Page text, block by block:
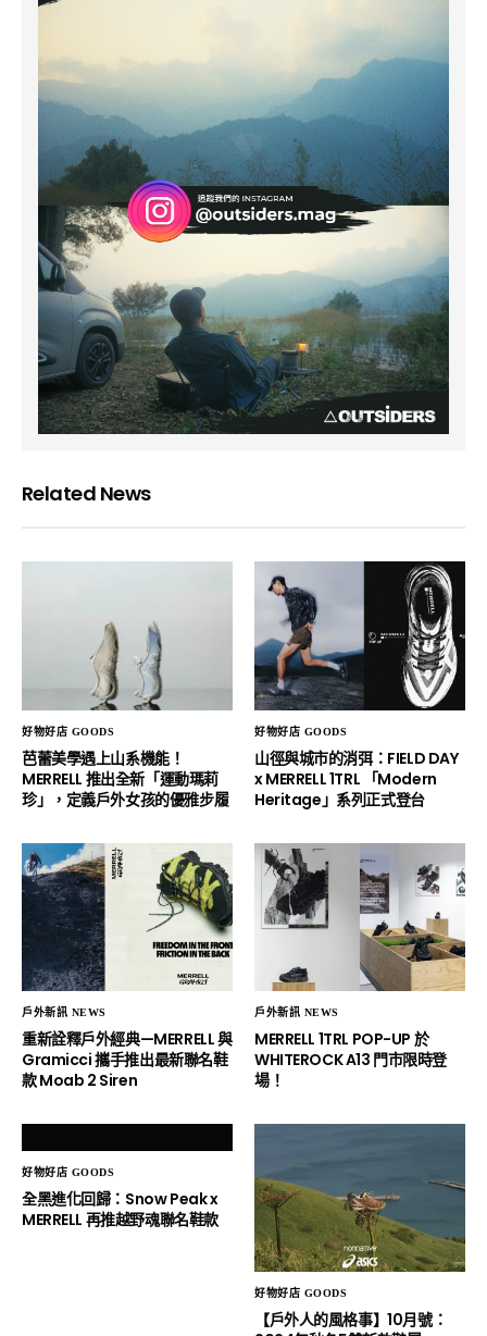
Related News
好物好店 GOODS
芭蕾美學遇上山系機能！
MERRELL 推出全新「運動瑪莉
珍」，定義戶外女孩的優雅步履
好物好店 GOODS
山徑與城市的消弭：FIELD DAY
x MERRELL 1TRL 「Modern
Heritage」系列正式登台
戶外新訊 NEWS
重新詮釋戶外經典—MERRELL 與
Gramicci 攜手推出最新聯名鞋
款 Moab 2 Siren
戶外新訊 NEWS
MERRELL 1TRL POP-UP 於
WHITEROCK A13 門市限時登
場！
好物好店 GOODS
全黑進化回歸：Snow Peak x
MERRELL 再推越野魂聯名鞋款
好物好店 GOODS
【戶外人的風格事】10月號：